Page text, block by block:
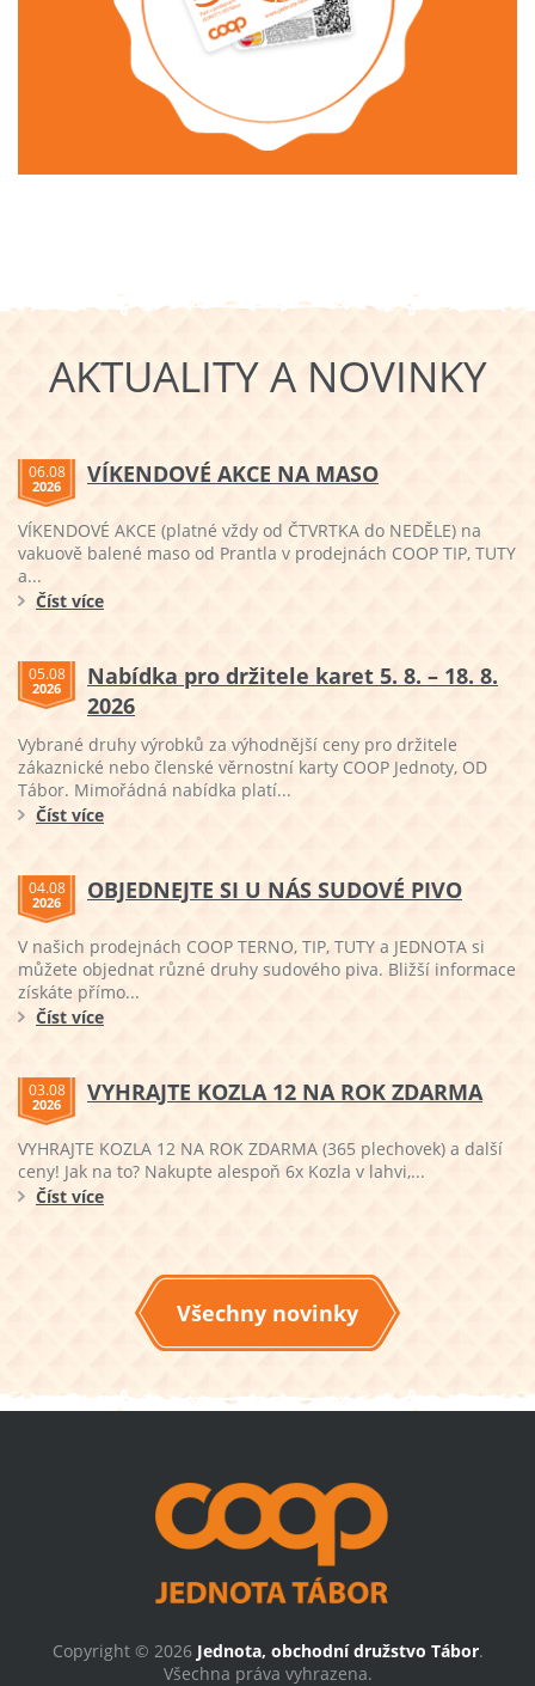
AKTUALITY A NOVINKY
06.08
2026 VÍKENDOVÉ AKCE NA MASO
VÍKENDOVÉ AKCE (platné vždy od ČTVRTKA do NEDĚLE) na
vakuově balené maso od Prantla v prodejnách COOP TIP, TUTY
a...
Číst více
05.08
2026
Nabídka pro držitele karet 5. 8. – 18. 8.
2026
Vybrané druhy výrobků za výhodnější ceny pro držitele
zákaznické nebo členské věrnostní karty COOP Jednoty, OD
Tábor. Mimořádná nabídka platí...
Číst více
04.08
2026 OBJEDNEJTE SI U NÁS SUDOVÉ PIVO
V našich prodejnách COOP TERNO, TIP, TUTY a JEDNOTA si
můžete objednat různé druhy sudového piva. Bližší informace
získáte přímo...
Číst více
03.08
2026 VYHRAJTE KOZLA 12 NA ROK ZDARMA
VYHRAJTE KOZLA 12 NA ROK ZDARMA (365 plechovek) a další
ceny! Jak na to? Nakupte alespoň 6x Kozla v lahvi,...
Číst více
Všechny novinky
Copyright © 2026 Jednota, obchodní družstvo Tábor.
Všechna práva vyhrazena.